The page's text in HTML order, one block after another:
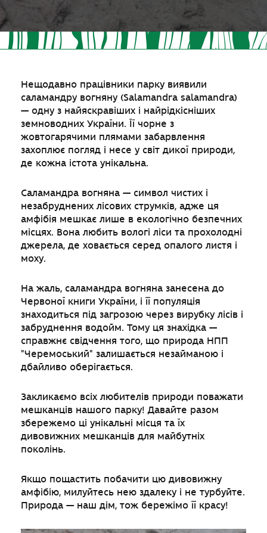
Нещодавно працівники парку виявили
саламандру вогняну (Salamandra salamandra)
— одну з найяскравіших і найрідкісніших
земноводних України. Її чорне з
жовтогарячими плямами забарвлення
захоплює погляд і несе у світ дикої природи,
де кожна істота унікальна.
Саламандра вогняна — символ чистих і
незабруднених лісових струмків, адже ця
амфібія мешкає лише в екологічно безпечних
місцях. Вона любить вологі ліси та прохолодні
джерела, де ховається серед опалого листя і
моху.
На жаль, саламандра вогняна занесена до
Червоної книги України, і її популяція
знаходиться під загрозою через вирубку лісів і
забруднення водойм. Тому ця знахідка —
справжнє свідчення того, що природа НПП
"Черемоський" залишається незайманою і
дбайливо оберігається.
Закликаємо всіх любителів природи поважати
мешканців нашого парку! Давайте разом
збережемо ці унікальні місця та їх
дивовижних мешканців для майбутніх
поколінь.
Якщо пощастить побачити цю дивовижну
амфібію, милуйтесь нею здалеку і не турбуйте.
Природа — наш дім, тож бережімо її красу!